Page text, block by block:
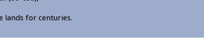
lands for centuries.